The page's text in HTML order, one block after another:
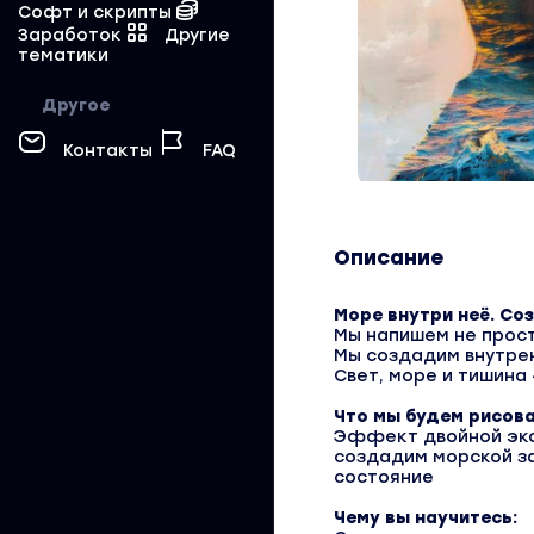
Софт и скрипты
Заработок
Другие
тематики
Другое
Контакты FAQ
Описание
Море внутри неё.
Мы напишем не
Мы создадим
Свет, море и тишина
Что мы будем
Эффект двойной
создадим морской
состояние
Чему вы научитесь: